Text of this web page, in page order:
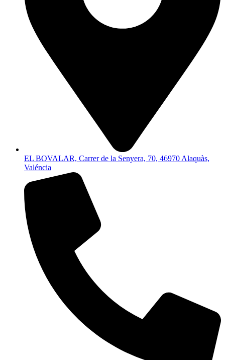
EL BOVALAR, Carrer de la Senyera, 70, 46970 Alaquàs,
Valéncia